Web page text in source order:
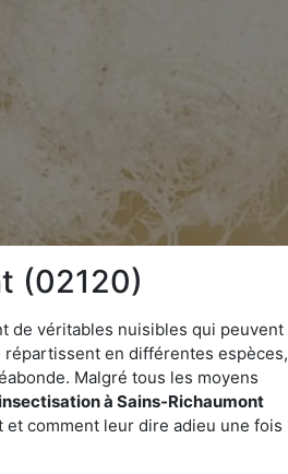
(02120)
de véritables nuisibles qui peuvent
en différentes espèces,
Malgré tous les moyens
à Sains-Richaumont
comment leur dire adieu une fois